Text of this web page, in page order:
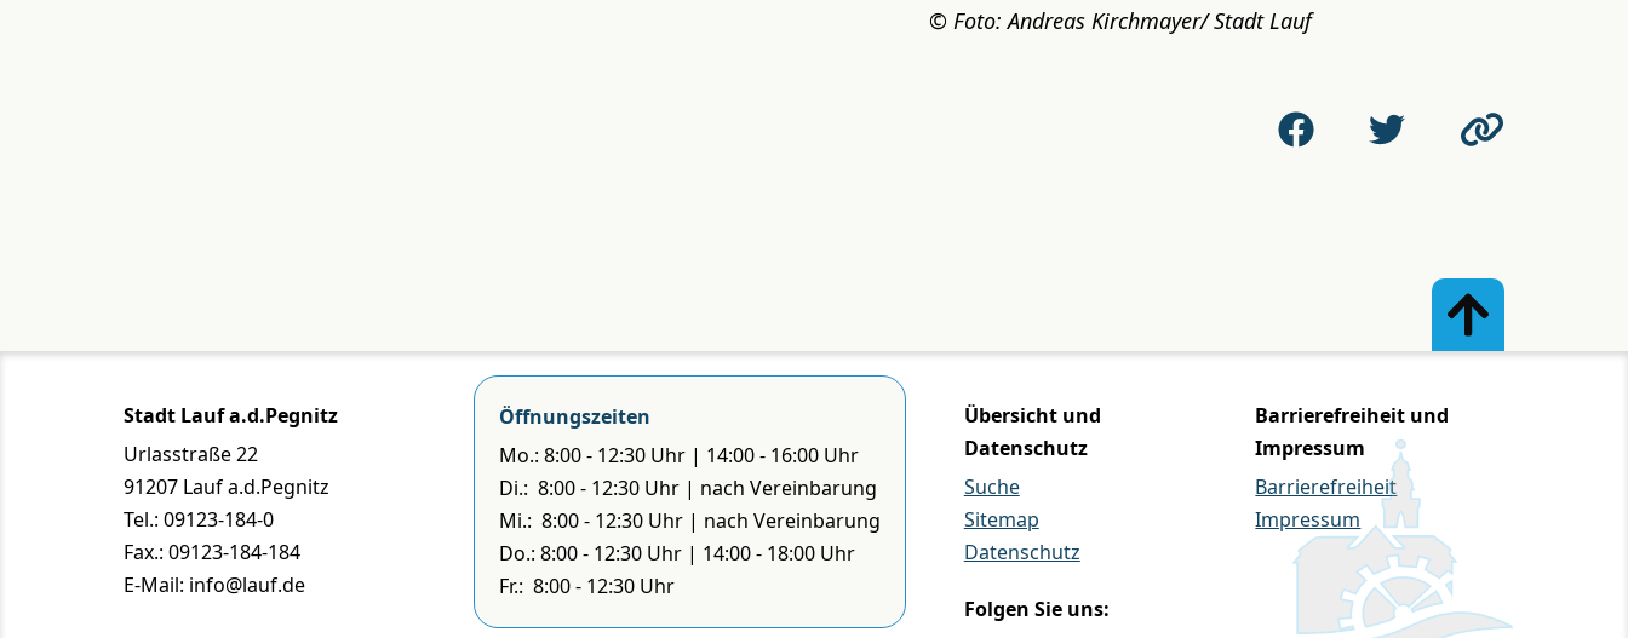
Foto: Andreas Kirchmayer/ Stadt Lauf
Stadt Lauf a.d.Pegnitz
Urlasstraße 22
91207 Lauf a.d.Pegnitz
Tel.: 09123-184-0
Fax.: 09123-184-184
E-Mail: info@lauf.de
Öffnungszeiten
Mo.: 8:00 - 12:30 Uhr | 14:00 - 16:00 Uhr
Di.: 8:00 - 12:30 Uhr | nach Vereinbarung
Mi.: 8:00 - 12:30 Uhr | nach Vereinbarung
Do.: 8:00 - 12:30 Uhr | 14:00 - 18:00 Uhr
Fr.: 8:00 - 12:30 Uhr
Übersicht und
Datenschutz
Suche
Sitemap
Datenschutz
Barrierefreiheit und
Impressum
Barrierefreiheit
Impressum
Folgen Sie uns: